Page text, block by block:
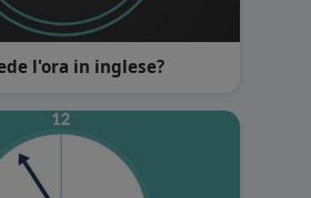
l'ora in inglese?